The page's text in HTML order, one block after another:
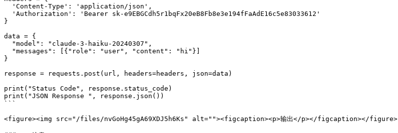
}
data = {
}
response = requests.post(url, headers=headers, json=data)
print("Status Code", response.status_code)
print("JSON Response ", response.json())
```
<figure><img src="/files/nvGoHg45gA69XDJ5h6Ks" alt=""><figcaption><p>输出</p></figcaption></figure>